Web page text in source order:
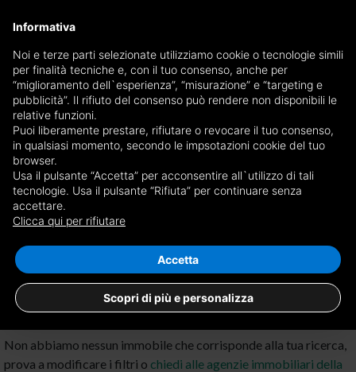
Ricevi copia del giornale via mail
Scegli giornale
Nessun risultato per
vendita a Torino Giardino Reali
Non abbiamo nessun immobile che corrisponde alla tua ricerca,
prova a modificare i filtri o chiedi alle agenzie immobiliari della
Ricevi copia del giornale via mail
Edizione
×Torino Prestige
E-mail
Sono maggiorenne, ho letto e accetto lecondizionie l'informativa
privacy
Informativa
Noi e terze parti selezionate utilizziamo cookie o tecnologie simili
per finalità tecniche e, con il tuo consenso, anche per
“miglioramento dell`esperienza”, “misurazione” e “targeting e
pubblicità”. Il rifiuto del consenso può rendere non disponibili le
relative funzioni.
Puoi liberamente prestare, rifiutare o revocare il tuo consenso,
in qualsiasi momento, secondo le impsotazioni cookie del tuo
browser.
Usa il pulsante “Accetta” per acconsentire all`utilizzo di tali
tecnologie. Usa il pulsante “Rifiuta” per continuare senza
accettare.
Clicca qui per rifiutare
Scopri di più e personalizza
Accetta